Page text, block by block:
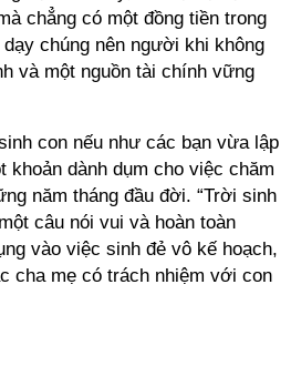
chẳng có một đồng tiền trong
chúng nên người khi không
và một nguồn tài chính vững
con nếu như các bạn vừa lập
khoản dành dụm cho việc chăm
năm tháng đầu đời. “Trời sinh
câu nói vui và hoàn toàn
vào việc sinh đẻ vô kế hoạch,
cha mẹ có trách nhiệm với con